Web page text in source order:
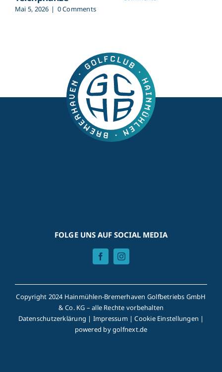
Mai 5, 2026 | 0 Comments
FOLGE UNS AUF SOCIAL MEDIA
Copyright 2024 Hainmühlen-Bremerhaven Golfbetriebs GmbH
& Co. KG – alle Rechte vorbehalten
Datenschutzerklärung | Impressum|Cookie Einstellungen |
powered bygolfnext.de